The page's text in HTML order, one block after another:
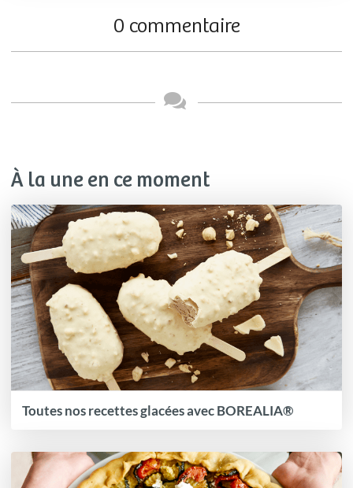
0 commentaire
À la une en ce moment
Toutes nos recettes glacées avec BOREALIA®